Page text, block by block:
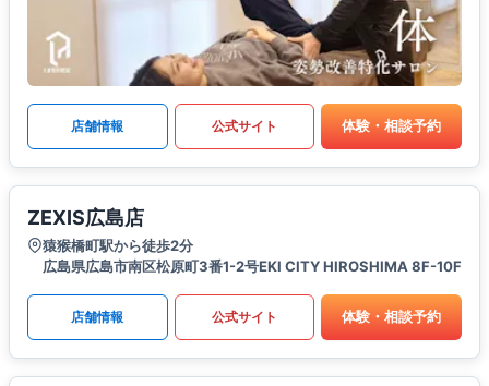
店舗情報 公式サイト 体験・相談予約
ZEXIS広島店
猿猴橋町駅から徒歩2分
広島県広島市南区松原町3番1-2号EKI CITY HIROSHIMA 8F-10F
店舗情報 公式サイト 体験・相談予約